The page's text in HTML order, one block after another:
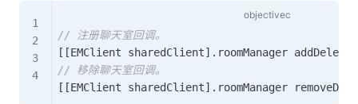
// 注册聊天室回调。
[ [EMClient sharedClient] . roomManager
// 移除聊天室回调。
[ [EMClient sharedClient] . roomManager